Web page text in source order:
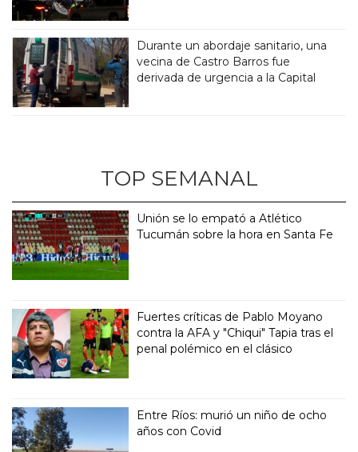
Durante un abordaje sanitario, una
vecina de Castro Barros fue
derivada de urgencia a la Capital
TOP SEMANAL
Unión se lo empató a Atlético
Tucumán sobre la hora en Santa Fe
Fuertes críticas de Pablo Moyano
contra la AFA y "Chiqui" Tapia tras el
penal polémico en el clásico
Entre Ríos: murió un niño de ocho
años con Covid